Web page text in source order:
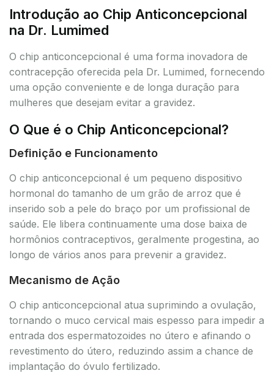
Introdução ao Chip Anticoncepcional
na Dr. Lumimed
O chip anticoncepcional é uma forma inovadora de
contracepção oferecida pela Dr. Lumimed, fornecendo
uma opção conveniente e de longa duração para
mulheres que desejam evitar a gravidez.
O Que é o Chip Anticoncepcional?
Definição e Funcionamento
O chip anticoncepcional é um pequeno dispositivo
hormonal do tamanho de um grão de arroz que é
inserido sob a pele do braço por um profissional de
saúde. Ele libera continuamente uma dose baixa de
hormônios contraceptivos, geralmente progestina, ao
longo de vários anos para prevenir a gravidez.
Mecanismo de Ação
O chip anticoncepcional atua suprimindo a ovulação,
tornando o muco cervical mais espesso para impedir a
entrada dos espermatozoides no útero e afinando o
revestimento do útero, reduzindo assim a chance de
implantação do óvulo fertilizado.